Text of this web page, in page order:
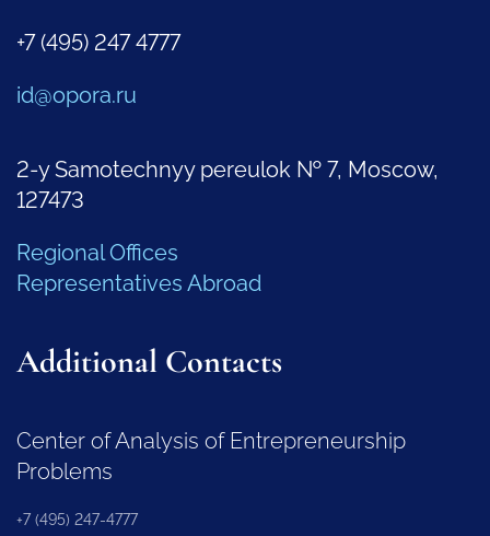
+7 (495) 247 4777
id@opora.ru
2-y Samotechnyy pereulok № 7, Moscow,
127473
Regional Offices
Representatives Abroad
Additional Contacts
Center of Analysis of Entrepreneurship
Problems
+7 (495) 247-4777